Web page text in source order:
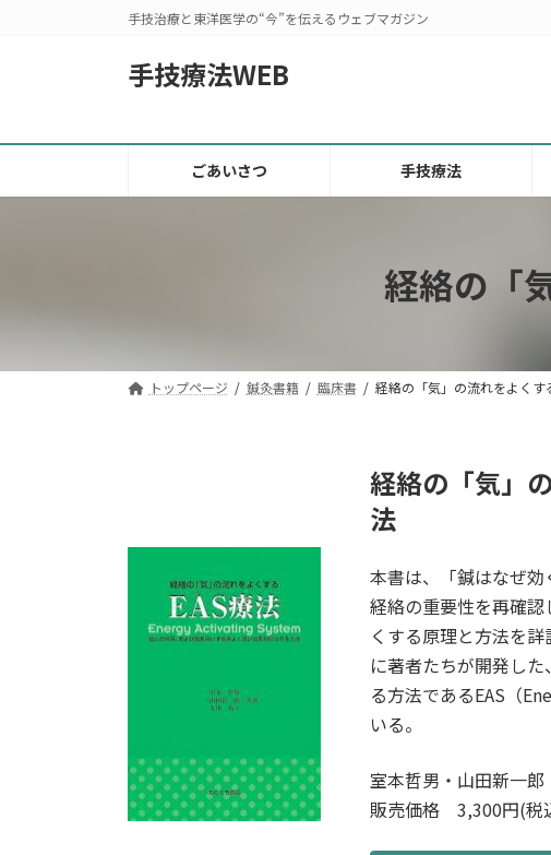
へ
キ
ョ
に
手技治療と東洋医学の“今”を伝えるウェブマガジン
手技療法WEB
ごあいさつ 手技療法
経絡の「
トップページ 鍼灸書籍 臨床書 経絡の「気」の流れをよく
経絡の「気」
法
本書は、「鍼はなぜ
経絡の重要性を再確
くする原理と方法を
に著者たちが開発し
る方法であるEAS（
いる。
室本哲男・山田新一
販売価格 3,300円(税